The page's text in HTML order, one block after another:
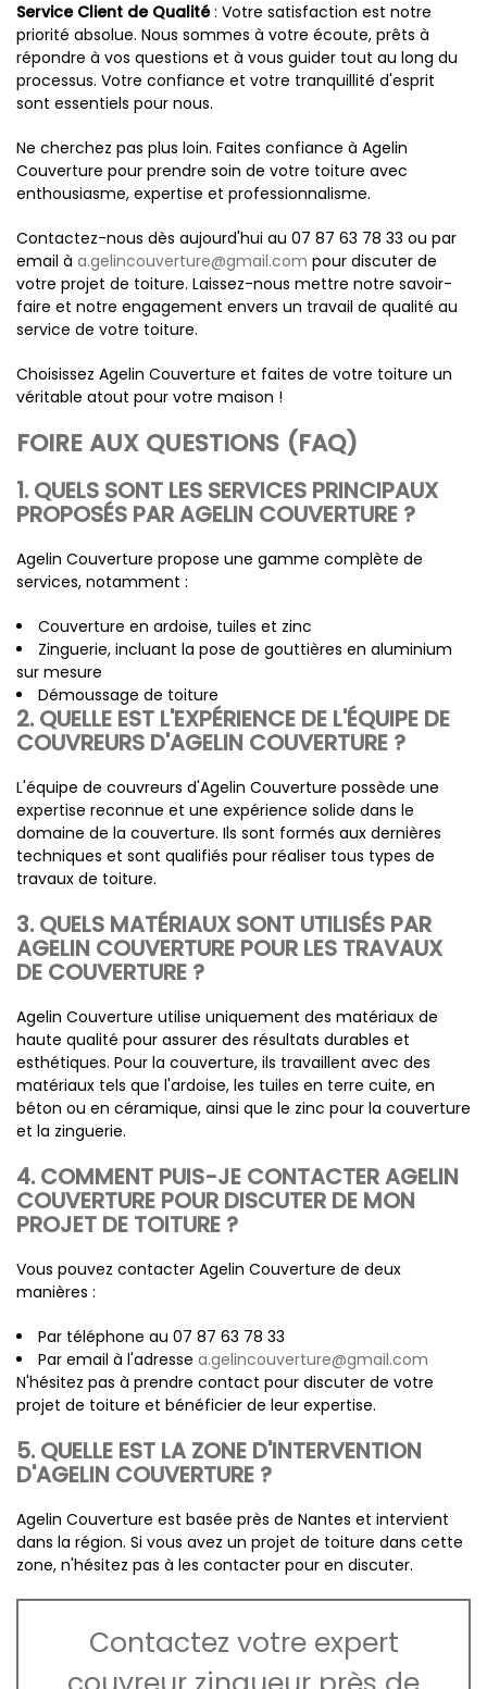
Service Client de Qualité: Votre satisfaction est notre
priorité absolue. Nous sommes à votre écoute, prêts à
répondre à vos questions et à vous guider tout au long du
processus. Votre confiance et votre tranquillité d'esprit
sont essentiels pour nous.
Ne cherchez pas plus loin. Faites confiance à Agelin
Couverture pour prendre soin de votre toiture avec
enthousiasme, expertise et professionnalisme.
Contactez-nous dès aujourd'hui au 07 87 63 78 33 ou par
email à a.gelincouverture@gmail.com pour discuter de
votre projet de toiture. Laissez-nous mettre notre savoir-
faire et notre engagement envers un travail de qualité au
service de votre toiture.
Choisissez Agelin Couverture et faites de votre toiture un
véritable atout pour votre maison !
FOIRE AUX QUESTIONS (FAQ)
1. QUELS SONT LES SERVICES PRINCIPAUX
PROPOSÉS PAR AGELIN COUVERTURE ?
Agelin Couverture propose une gamme complète de
services, notamment :
Couverture en ardoise, tuiles et zinc
Zinguerie, incluant la pose de gouttières en aluminium
sur mesure
Démoussage de toiture
2. QUELLE EST L'EXPÉRIENCE DE L'ÉQUIPE DE
COUVREURS D'AGELIN COUVERTURE ?
L'équipe de couvreurs d'Agelin Couverture possède une
expertise reconnue et une expérience solide dans le
domaine de la couverture. Ils sont formés aux dernières
techniques et sont qualifiés pour réaliser tous types de
travaux de toiture.
3. QUELS MATÉRIAUX SONT UTILISÉS PAR
AGELIN COUVERTURE POUR LES TRAVAUX
DE COUVERTURE ?
Agelin Couverture utilise uniquement des matériaux de
haute qualité pour assurer des résultats durables et
esthétiques. Pour la couverture, ils travaillent avec des
matériaux tels que l'ardoise, les tuiles en terre cuite, en
béton ou en céramique, ainsi que le zinc pour la couverture
et la zinguerie.
4. COMMENT PUIS-JE CONTACTER AGELIN
COUVERTURE POUR DISCUTER DE MON
PROJET DE TOITURE ?
Vous pouvez contacter Agelin Couverture de deux
manières :
Par téléphone au 07 87 63 78 33
Par email à l'adresse a.gelincouverture@gmail.com
N'hésitez pas à prendre contact pour discuter de votre
projet de toiture et bénéficier de leur expertise.
5. QUELLE EST LA ZONE D'INTERVENTION
D'AGELIN COUVERTURE ?
Agelin Couverture est basée près de Nantes et intervient
dans la région. Si vous avez un projet de toiture dans cette
zone, n'hésitez pas à les contacter pour en discuter.
Contactez votre expert